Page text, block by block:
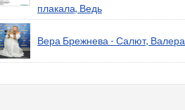
плакала, Ведь
Вера Брежнева - Салют, Валера